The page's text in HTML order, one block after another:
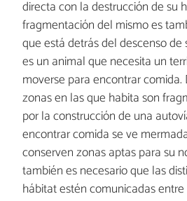
directa con la destrucción de su
fragmentación del mismo es
que está detrás del descenso
es un animal que necesita un
moverse para encontrar comida.
zonas en las que habita son
por la construcción de una
encontrar comida se ve
conserven zonas aptas para su
también es necesario que las
hábitat estén comunicadas entre